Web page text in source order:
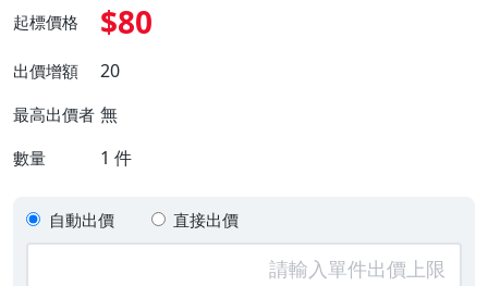
起標價格 $80
出價增額 20
最高出價者 無
數量 1 件
自動出價 直接出價